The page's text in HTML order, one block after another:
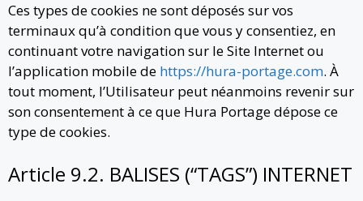
Ces types de cookies ne sont déposés sur vos
terminaux qu’à condition que vous y consentiez, en
continuant votre navigation sur le Site Internet ou
l’application mobile de https://hura-portage.com. À
tout moment, l’Utilisateur peut néanmoins revenir sur
son consentement à ce que Hura Portage dépose ce
type de cookies.
Article 9.2. BALISES (“TAGS”) INTERNET